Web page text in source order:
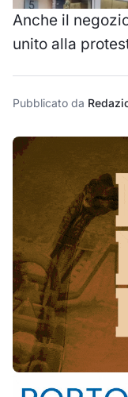
Anche il
unito alla
Pubblicato da